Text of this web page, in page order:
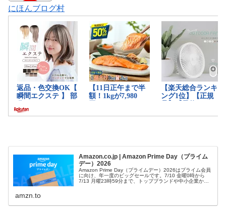
にほんブログ村
Amazon.co.jp | Amazon Prime Day（プライム
デー）2026
Amazon Prime Day（プライムデー）2026はプライム会員
に向け、年一度のビッグセールです。7/10 金曜0時から
7/13 月曜23時59分まで、トップブランドや中小企業から
amzn.to